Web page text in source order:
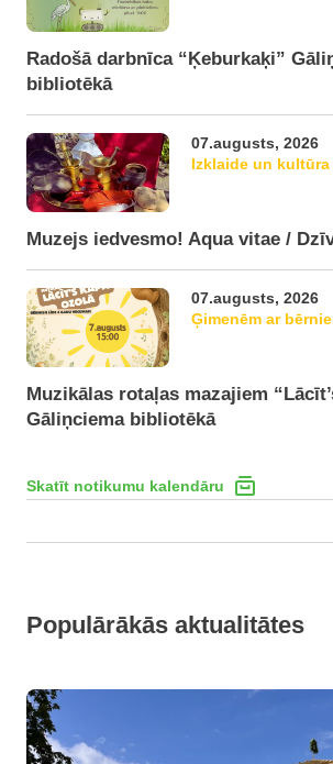
Radošā darbnīca “Ķeburkaķi”
bibliotēkā
07.augusts, 2026
Izklaide un kultūra
Muzejs iedvesmo! Aqua vitae /
07.augusts, 2026
Ģimenēm ar
Muzikālas rotaļas mazajiem
Gāliņciema bibliotēkā
Skatīt notikumu kalendāru
Populārākās aktualitātes